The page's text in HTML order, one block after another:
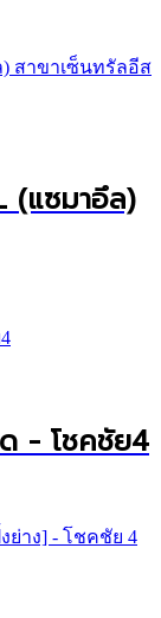
(แซมาอึล)
- โชคชัย4